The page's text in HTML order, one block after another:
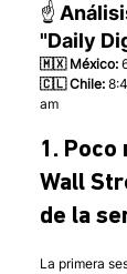
☝️
"Daily
🇲🇽 México:
🇨🇱 Chile:
am
1. Poco
Wall
de la
La primera